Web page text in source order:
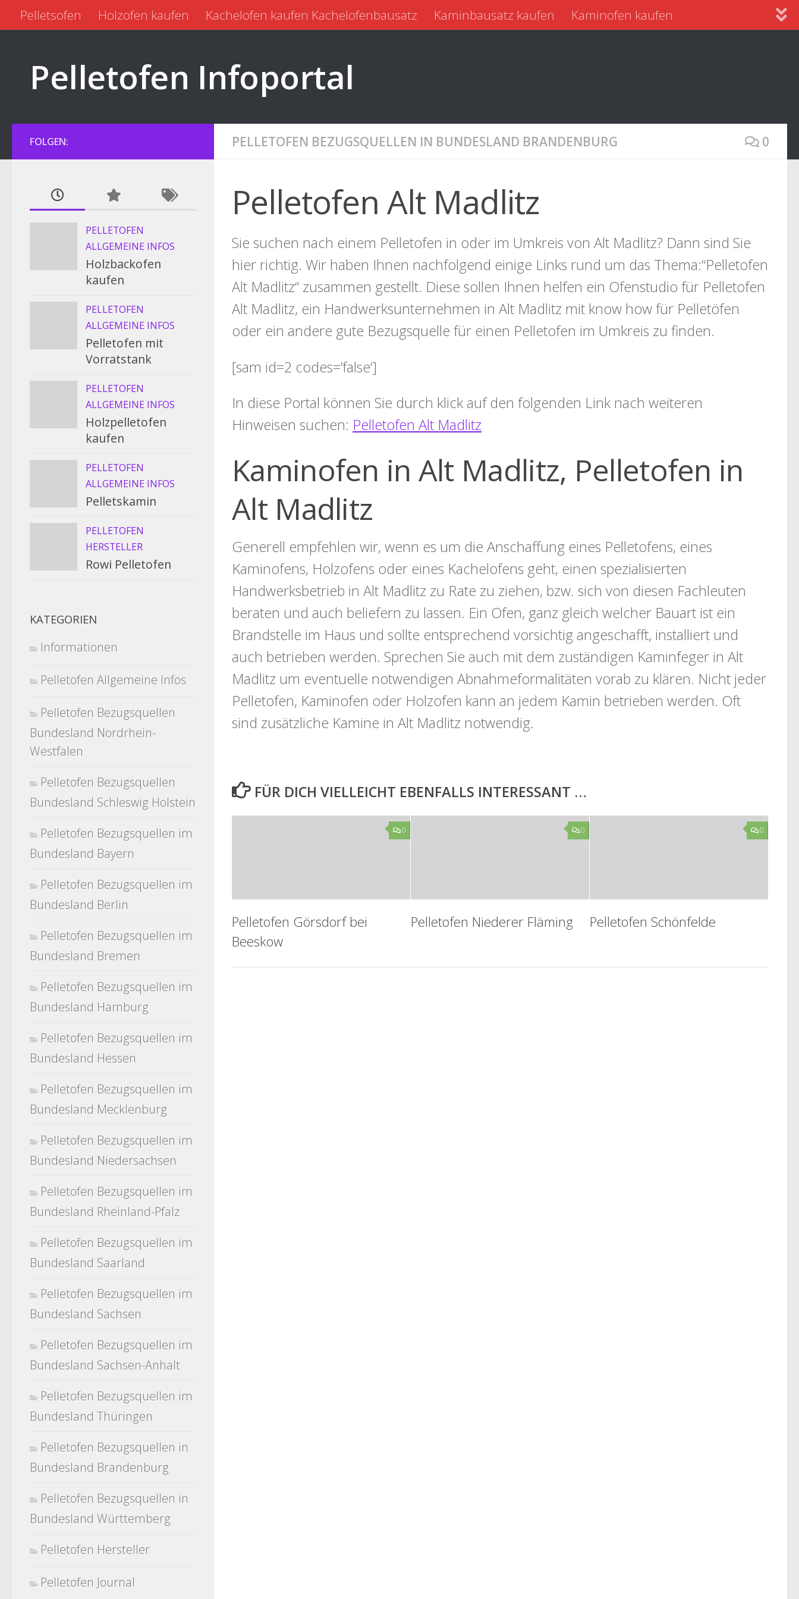
Zum Inhalt springen
Pelletsofen Holzofen kaufen Kachelofen kaufen Kachelofenbausatz Kaminbausatz kaufen
Kaminofen kaufen
Pelletofen Infoportal
PELLETOFEN BEZUGSQUELLEN IN BUNDESLAND BRANDENBURG 0
Pelletofen Alt Madlitz
Sie suchen nach einem Pelletofen in oder im Umkreis von Alt Madlitz? Dann sind Sie
hier richtig. Wir haben Ihnen nachfolgend einige Links rund um das Thema:“Pelletofen
Alt Madlitz“ zusammen gestellt. Diese sollen Ihnen helfen ein Ofenstudio für Pelletofen
Alt Madlitz, ein Handwerksunternehmen in Alt Madlitz mit know how für Pelletöfen
oder ein andere gute Bezugsquelle für einen Pelletofen im Umkreis zu finden.
[sam id=2 codes=’false‘]
In diese Portal können Sie durch klick auf den folgenden Link nach weiteren
Hinweisen suchen: Pelletofen Alt Madlitz
Kaminofen in Alt Madlitz, Pelletofen in
Alt Madlitz
Generell empfehlen wir, wenn es um die Anschaffung eines Pelletofens, eines
Kaminofens, Holzofens oder eines Kachelofens geht, einen spezialisierten
Handwerksbetrieb in Alt Madlitz zu Rate zu ziehen, bzw. sich von diesen Fachleuten
beraten und auch beliefern zu lassen. Ein Ofen, ganz gleich welcher Bauart ist ein
Brandstelle im Haus und sollte entsprechend vorsichtig angeschafft, installiert und
auch betrieben werden. Sprechen Sie auch mit dem zuständigen Kaminfeger in Alt
Madlitz um eventuelle notwendigen Abnahmeformalitäten vorab zu klären. Nicht jeder
Pelletofen, Kaminofen oder Holzofen kann an jedem Kamin betrieben werden. Oft
sind zusätzliche Kamine in Alt Madlitz notwendig.
FÜR DICH VIELLEICHT EBENFALLS INTERESSANT …
0
Pelletofen Görsdorf bei
Beeskow
0
Pelletofen Niederer Fläming
0
Pelletofen Schönfelde
FOLGEN:
PELLETOFEN
ALLGEMEINE INFOS
Holzbackofen
kaufen
PELLETOFEN
ALLGEMEINE INFOS
Pelletofen mit
Vorratstank
PELLETOFEN
ALLGEMEINE INFOS
Holzpelletofen
kaufen
PELLETOFEN
ALLGEMEINE INFOS
Pelletskamin
PELLETOFEN
HERSTELLER
Rowi Pelletofen
KATEGORIEN
Informationen
Pelletofen Allgemeine Infos
Pelletofen Bezugsquellen
Bundesland Nordrhein-
Westfalen
Pelletofen Bezugsquellen
Bundesland Schleswig Holstein
Pelletofen Bezugsquellen im
Bundesland Bayern
Pelletofen Bezugsquellen im
Bundesland Berlin
Pelletofen Bezugsquellen im
Bundesland Bremen
Pelletofen Bezugsquellen im
Bundesland Hamburg
Pelletofen Bezugsquellen im
Bundesland Hessen
Pelletofen Bezugsquellen im
Bundesland Mecklenburg
Pelletofen Bezugsquellen im
Bundesland Niedersachsen
Pelletofen Bezugsquellen im
Bundesland Rheinland-Pfalz
Pelletofen Bezugsquellen im
Bundesland Saarland
Pelletofen Bezugsquellen im
Bundesland Sachsen
Pelletofen Bezugsquellen im
Bundesland Sachsen-Anhalt
Pelletofen Bezugsquellen im
Bundesland Thüringen
Pelletofen Bezugsquellen in
Bundesland Brandenburg
Pelletofen Bezugsquellen in
Bundesland Württemberg
Pelletofen Hersteller
Pelletofen Journal